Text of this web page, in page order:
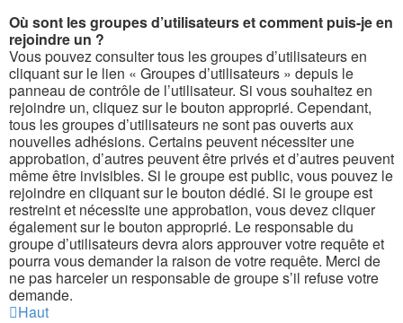
Où sont les groupes d’utilisateurs et comment puis-je en
rejoindre un ?
Vous pouvez consulter tous les groupes d’utilisateurs en
cliquant sur le lien « Groupes d’utilisateurs » depuis le
panneau de contrôle de l’utilisateur. Si vous souhaitez en
rejoindre un, cliquez sur le bouton approprié. Cependant,
tous les groupes d’utilisateurs ne sont pas ouverts aux
nouvelles adhésions. Certains peuvent nécessiter une
approbation, d’autres peuvent être privés et d’autres peuvent
même être invisibles. Si le groupe est public, vous pouvez le
rejoindre en cliquant sur le bouton dédié. Si le groupe est
restreint et nécessite une approbation, vous devez cliquer
également sur le bouton approprié. Le responsable du
groupe d’utilisateurs devra alors approuver votre requête et
pourra vous demander la raison de votre requête. Merci de
ne pas harceler un responsable de groupe s’il refuse votre
demande.
Haut